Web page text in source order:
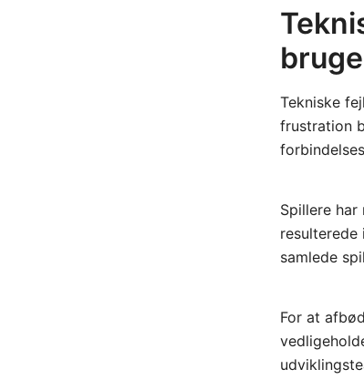
Tekniske
frustration
Spillere
samlede
For at